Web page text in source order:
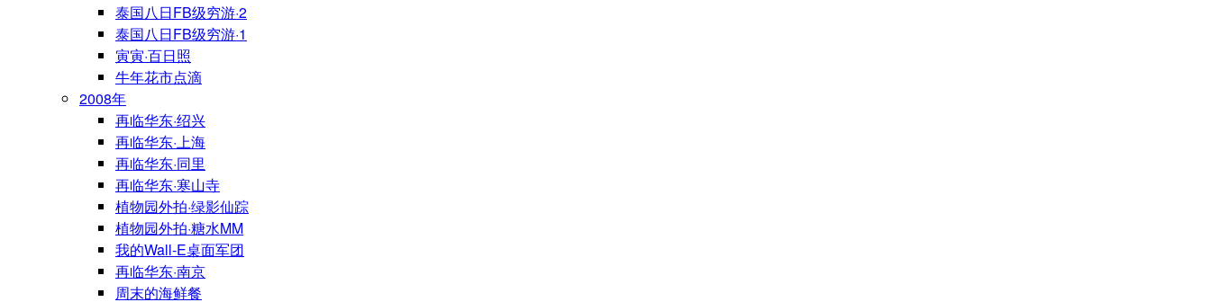
泰国八日FB级穷游·2
泰国八日FB级穷游·1
寅寅·百日照
牛年花市点滴
2008年
再临华东·绍兴
再临华东·上海
再临华东·同里
再临华东·寒山寺
植物园外拍·绿影仙踪
植物园外拍·糖水MM
我的Wall-E桌面军团
再临华东·南京
周末的海鲜餐